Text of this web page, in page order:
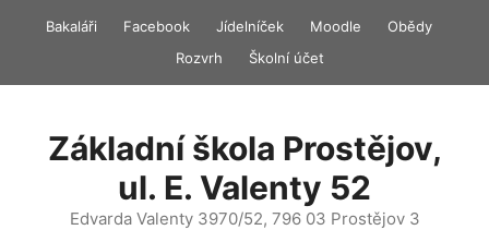
Bakaláři Facebook Jídelníček Moodle
Obědy
Rozvrh
Školní účet
Základní škola Prostějov,
ul. E. Valenty 52
Edvarda Valenty 3970/52, 796 03 Prostějov 3